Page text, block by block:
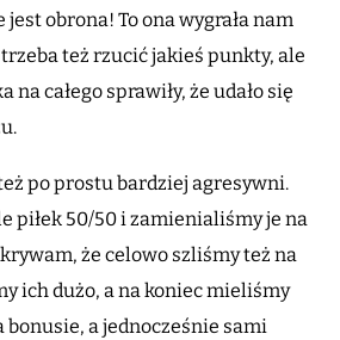
obrona! To ona wygrała nam
też rzucić jakieś punkty, ale
na całego sprawiły, że udało się
po prostu bardziej agresywni.
piłek 50/50 i zamienialiśmy je na
że celowo szliśmy też na
ich dużo, a na koniec mieliśmy
a jednocześnie sami